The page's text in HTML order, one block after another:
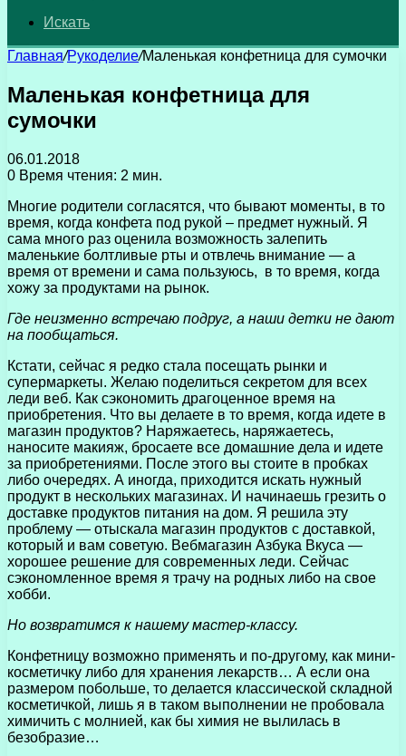
Искать
Главная/Рукоделие/Маленькая конфетница для сумочки
Маленькая конфетница для
сумочки
06.01.2018
0 Время чтения: 2 мин.
Многие родители согласятся, что бывают моменты, в то
время, когда конфета под рукой – предмет нужный. Я
сама много раз оценила возможность залепить
маленькие болтливые рты и отвлечь внимание — а
время от времени и сама пользуюсь, в то время, когда
хожу за продуктами на рынок.
Где неизменно встречаю подруг, а наши детки не дают
на пообщаться.
Кстати, сейчас я редко стала посещать рынки и
супермаркеты. Желаю поделиться секретом для всех
леди веб. Как сэкономить драгоценное время на
приобретения. Что вы делаете в то время, когда идете в
магазин продуктов? Наряжаетесь, наряжаетесь,
наносите макияж, бросаете все домашние дела и идете
за приобретениями. После этого вы стоите в пробках
либо очередях. А иногда, приходится искать нужный
продукт в нескольких магазинах. И начинаешь грезить о
доставке продуктов питания на дом. Я решила эту
проблему — отыскала магазин продуктов с доставкой,
который и вам советую. Вебмагазин Азбука Вкуса —
хорошее решение для современных леди. Сейчас
сэкономленное время я трачу на родных либо на свое
хобби.
Но возвратимся к нашему мастер-классу.
Конфетницу возможно применять и по-другому, как мини-
косметичку либо для хранения лекарств… А если она
размером побольше, то делается классической складной
косметичкой, лишь я в таком выполнении не пробовала
химичить с молнией, как бы химия не вылилась в
безобразие…